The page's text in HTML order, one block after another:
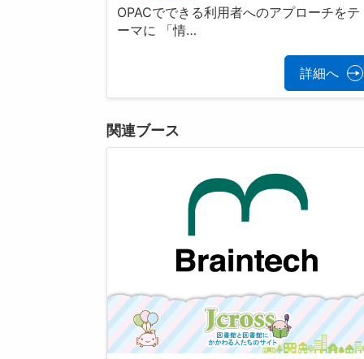
OPACでできる利用者へのアプローチをテ
ーマに 「情…
詳細へ
関連ブース